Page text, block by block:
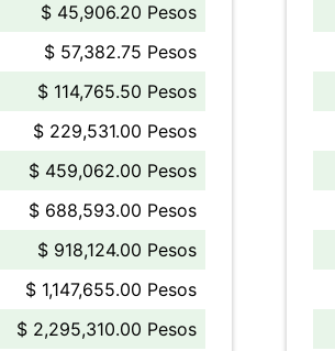
$ 45,906.20 Pesos
$ 57,382.75 Pesos
$ 114,765.50 Pesos
$ 229,531.00 Pesos
$ 459,062.00 Pesos
$ 688,593.00 Pesos
$ 918,124.00 Pesos
$ 1,147,655.00 Pesos
$ 2,295,310.00 Pesos